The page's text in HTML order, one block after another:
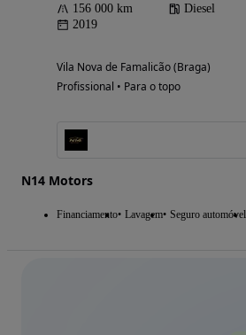
156 000 km Diesel
2019
Vila Nova de Famalicão (Braga)
Profissional • Para o topo
N14 Motors
Financiamento Lavagem Seguro automóvel